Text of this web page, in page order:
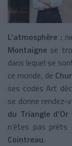
L’atmosphère :
Montaigne se
dans lequel se
ce monde, de
ses codes Art
se donne
du Triangle d’Or
n’êtes pas prêts
Cointreau.